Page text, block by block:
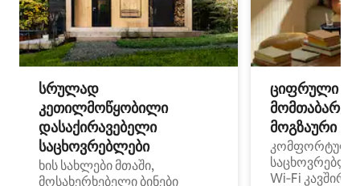
სრულად
კეთილმოწყობილი
დასაქირავებელი
საცხოვრებლები
ხის სახლები მთაში,
მოსახერხებელი ბინები
ციფრული
მოგზაური
კომფორტული
Wi‑Fi